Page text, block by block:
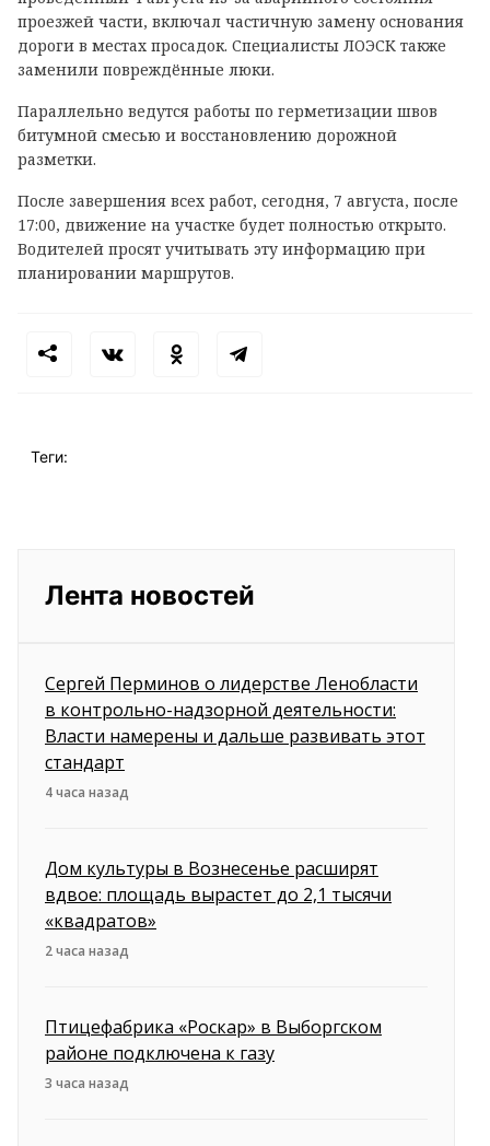
проезжей части, включал частичную замену основания
дороги в местах просадок. Специалисты ЛОЭСК также
заменили повреждённые люки.
Параллельно ведутся работы по герметизации швов
битумной смесью и восстановлению дорожной
разметки.
После завершения всех работ, сегодня, 7 августа, после
17:00, движение на участке будет полностью открыто.
Водителей просят учитывать эту информацию при
планировании маршрутов.
Теги:
Лента новостей
Сергей Перминов о лидерстве Ленобласти
в контрольно-надзорной деятельности:
Власти намерены и дальше развивать этот
стандарт
4 часа назад
Дом культуры в Вознесенье расширят
вдвое: площадь вырастет до 2,1 тысячи
«квадратов»
2 часа назад
Птицефабрика «Роскар» в Выборгском
районе подключена к газу
3 часа назад